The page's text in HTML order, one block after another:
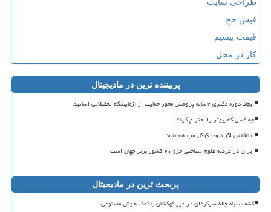
طراحی سایت
فیش حج
قیمت بیسیم
کار در محل
پربیننده ترین در مادیجیتال
ایجاد دوره دکتری ۲ساله پژوهش محور حمایت از آزمایشگاه تحقیقاتی اساتید
چه کسی کامپیوتر را اختراع کرد؟
اینشتین اگر نبود، گوگل مپ هم نبود
ایران در عرصه علوم شناختی جزو ۲۰ کشور برتر جهان است
پربحث ترین در مادیجیتال
کشف سیاه چاله سرگردان در مرز کهکشان با کمک هوش مصنوعی